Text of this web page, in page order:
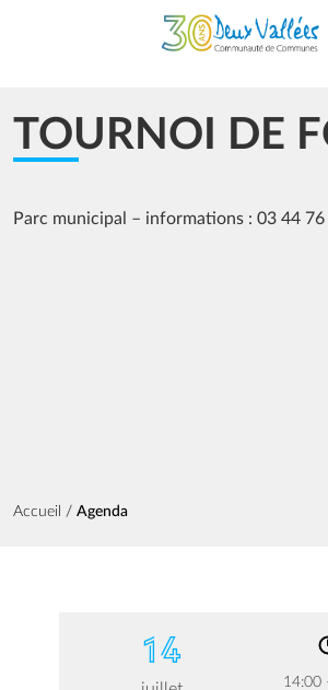
Aller au contenu principal
TOURNOI DE
Parc municipal – informations : 03 44
Fil d'Ariane
Accueil Agenda
14
14:00